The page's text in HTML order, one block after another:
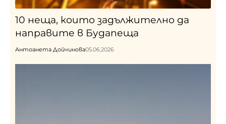
10 неща, които задължително да
направите в Будапеща
Антоанета Дойчинова05.06.2026